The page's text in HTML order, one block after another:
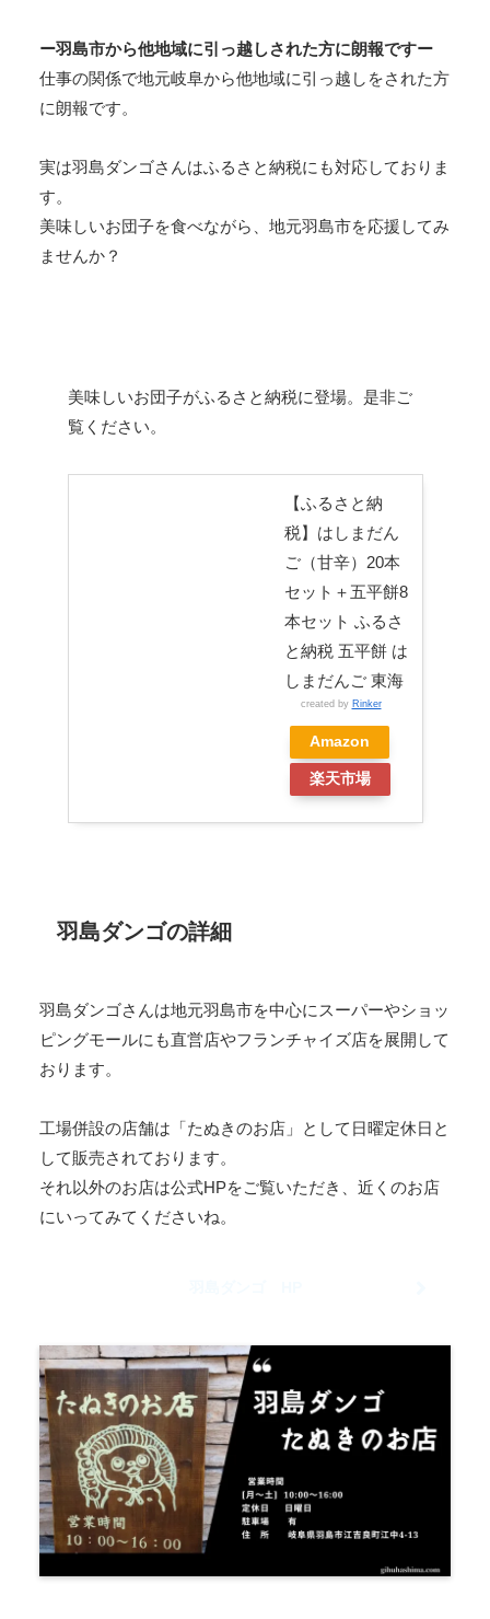
ー羽島市から他地域に引っ越しされた方に朗報ですー
仕事の関係で地元岐阜から他地域に引っ越しをされた方
に朗報です。
実は羽島ダンゴさんはふるさと納税にも対応しておりま
す。
美味しいお団子を食べながら、地元羽島市を応援してみ
ませんか？
美味しいお団子がふるさと納税に登場。是非ご
覧ください。
【ふるさと納
税】はしまだん
ご（甘辛）20本
セット＋五平餅8
本セット ふるさ
と納税 五平餅 は
しまだんご 東海
created by Rinker
Amazon
楽天市場
羽島ダンゴの詳細
羽島ダンゴさんは地元羽島市を中心にスーパーやショッ
ピングモールにも直営店やフランチャイズ店を展開して
おります。
工場併設の店舗は「たぬきのお店」として日曜定休日と
して販売されております。
それ以外のお店は公式HPをご覧いただき、近くのお店
にいってみてくださいね。